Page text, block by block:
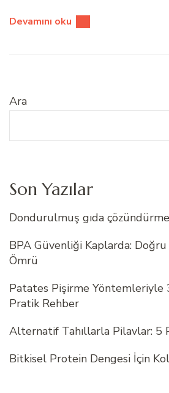
Devamını oku
Ara
Son Yazılar
Dondurulmuş gıda
BPA Güvenliği Kaplarda:
Ömrü
Patates Pişirme Yöntemleriyle
Pratik Rehber
Alternatif Tahıllarla Pilavlar: 5
Bitkisel Protein Dengesi İçin